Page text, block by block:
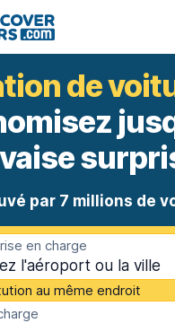
de
par 7 millions de
en charge
au même endroit